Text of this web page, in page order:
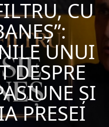
CU
UNUI
DESPRE
ȘI
PRESEI